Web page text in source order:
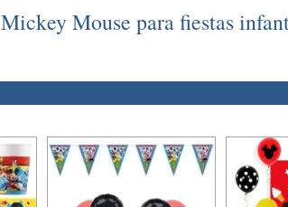
Mouse para fiestas